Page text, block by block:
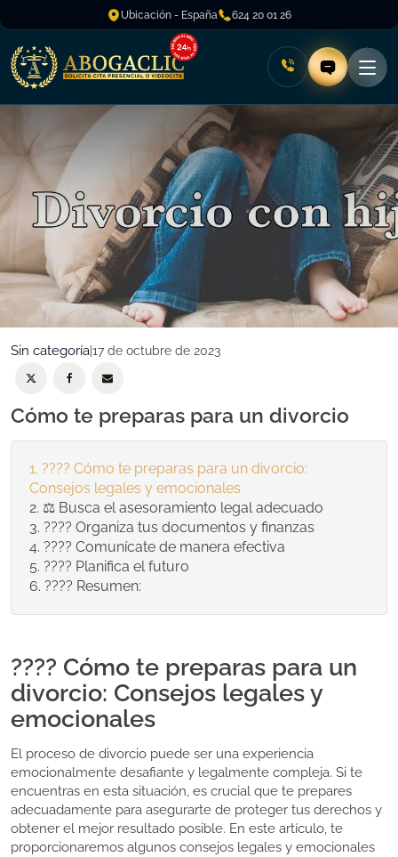
Ubicación - España 624 20 01 26
Sin categoría17 de octubre de 2023
Cómo te preparas para un divorcio
???? Cómo te preparas para un divorcio:
Consejos legales y emocionales
⚖️ Busca el asesoramiento legal adecuado
???? Organiza tus documentos y finanzas
????️ Comunícate de manera efectiva
???? Planifica el futuro
???? Resumen:
???? Cómo te preparas para un
divorcio: Consejos legales y
emocionales
El proceso de divorcio puede ser una experiencia
emocionalmente desafiante y legalmente compleja. Si te
encuentras en esta situación, es crucial que te prepares
adecuadamente para asegurarte de proteger tus derechos y
obtener el mejor resultado posible. En este artículo, te
proporcionaremos algunos consejos legales y emocionales